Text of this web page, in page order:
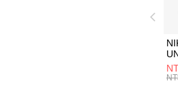
統